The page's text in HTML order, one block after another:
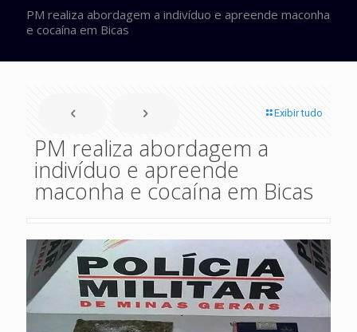
PM realiza abordagem a indivíduo e apreende maconha
e cocaína em Bicas
Exibir tudo
PM realiza abordagem a
indivíduo e apreende
maconha e cocaína em Bicas